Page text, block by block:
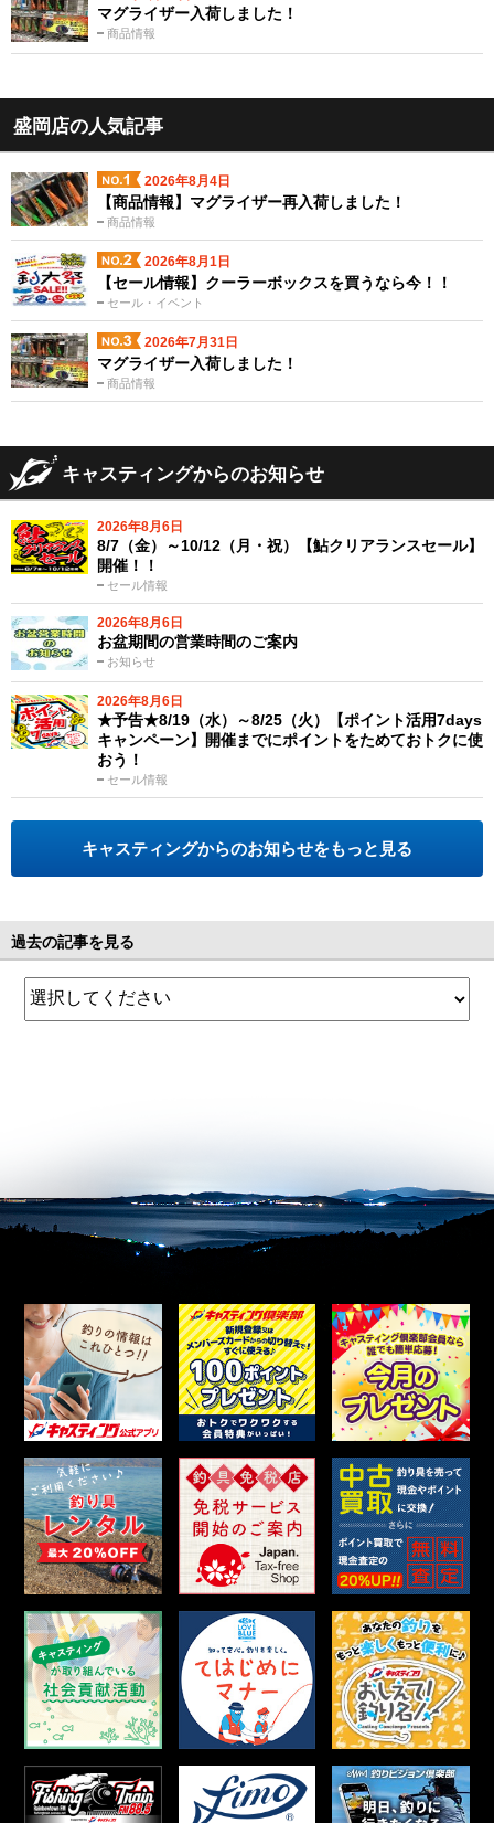
商品情報
マグライザー入荷しました！
盛岡店の人気記事
2026年8月4日
商品情報
【商品情報】マグライザー再入荷しました！
2026年8月1日
セール・イベント
【セール情報】クーラーボックスを買うなら今！！
2026年7月31日
商品情報
マグライザー入荷しました！
キャスティングからのお知らせ
2026年8月6日
セール情報
8/7（金）～10/12（月・祝）【鮎クリアランスセール】
開催！！
2026年8月6日
お知らせ
お盆期間の営業時間のご案内
2026年8月6日
セール情報
★予告★8/19（水）～8/25（火）【ポイント活用7days
キャンペーン】開催までにポイントをためておトクに使
おう！
キャスティングからのお知らせをもっと見る
過去の記事を見る